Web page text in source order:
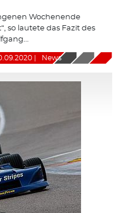
Wochenende
so lautete das Fazit des
News